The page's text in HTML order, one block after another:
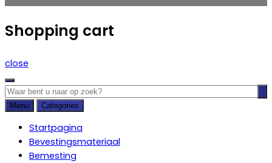
Shopping cart
close
Menu Categories
Startpagina
Bevestingsmateriaal
Bemesting